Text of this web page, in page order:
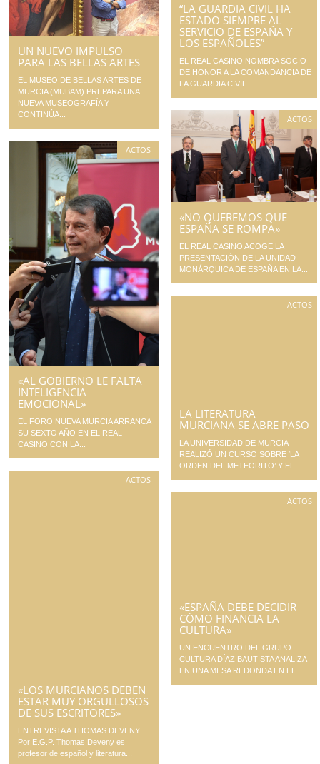
“LA GUARDIA CIVIL HA
ESTADO SIEMPRE AL
SERVICIO DE ESPAÑA Y
LOS ESPAÑOLES”
EL REAL CASINO NOMBRA SOCIO
DE HONOR A LA COMANDANCIA DE
LA GUARDIA CIVIL...
UN NUEVO IMPULSO
PARA LAS BELLAS ARTES
EL MUSEO DE BELLAS ARTES DE
MURCIA (MUBAM) PREPARA UNA
NUEVA MUSEOGRAFÍA Y
CONTINÚA...
ACTOS
«NO QUEREMOS QUE
ESPAÑA SE ROMPA»
EL REAL CASINO ACOGE LA
PRESENTACIÓN DE LA UNIDAD
MONÁRQUICA DE ESPAÑA EN LA...
ACTOS
«AL GOBIERNO LE FALTA
INTELIGENCIA
EMOCIONAL»
EL FORO NUEVA MURCIA ARRANCA
SU SEXTO AÑO EN EL REAL
CASINO CON LA...
ACTOS
LA LITERATURA
MURCIANA SE ABRE PASO
LA UNIVERSIDAD DE MURCIA
REALIZÓ UN CURSO SOBRE ‘LA
ORDEN DEL METEORITO’ Y EL...
ACTOS
«LOS MURCIANOS DEBEN
ESTAR MUY ORGULLOSOS
DE SUS ESCRITORES»
ENTREVISTA A THOMAS DEVENY
Por E.G.P. Thomas Deveny es
profesor de español y literatura...
ACTOS
«ESPAÑA DEBE DECIDIR
CÓMO FINANCIA LA
CULTURA»
UN ENCUENTRO DEL GRUPO
CULTURA DÍAZ BAUTISTA ANALIZA
EN UNA MESA REDONDA EN EL...